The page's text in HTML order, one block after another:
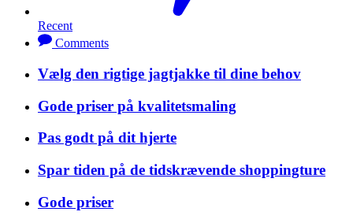
Recent
Comments
Vælg den rigtige jagtjakke til dine behov
Gode priser på kvalitetsmaling
Pas godt på dit hjerte
Spar tiden på de tidskrævende shoppingture
Gode priser